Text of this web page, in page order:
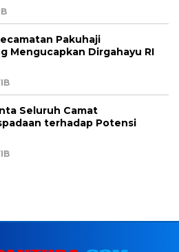
Pakuhaji
Mengucapkan Dirgahayu RI
Seluruh Camat
terhadap Potensi